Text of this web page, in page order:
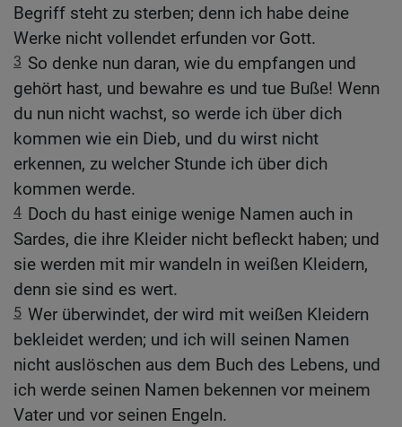
Begriff steht zu sterben; denn ich habe deine
Werke nicht vollendet erfunden vor Gott.
3 So denke nun daran, wie du empfangen und
gehört hast, und bewahre es und tue Buße! Wenn
du nun nicht wachst, so werde ich über dich
kommen wie ein Dieb, und du wirst nicht
erkennen, zu welcher Stunde ich über dich
kommen werde.
4 Doch du hast einige wenige Namen auch in
Sardes, die ihre Kleider nicht befleckt haben; und
sie werden mit mir wandeln in weißen Kleidern,
denn sie sind es wert.
5 Wer überwindet, der wird mit weißen Kleidern
bekleidet werden; und ich will seinen Namen
nicht auslöschen aus dem Buch des Lebens, und
ich werde seinen Namen bekennen vor meinem
Vater und vor seinen Engeln.